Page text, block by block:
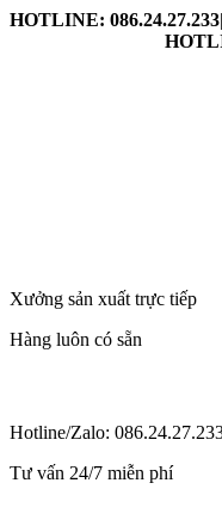
HOTLINE:
Xưởng sản xuất trực tiếp
Hàng luôn có sẵn
Hotline/Zalo:
Tư vấn 24/7 miễn phí